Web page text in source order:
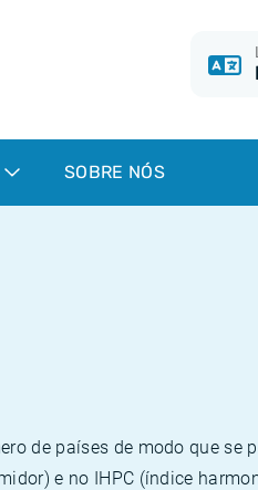
SOBRE NÓS
de países de modo que se
e no IHPC (índice